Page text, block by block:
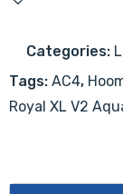
Aquaprotect
aantal
Categories:
Tags: AC4,
Royal XL V2